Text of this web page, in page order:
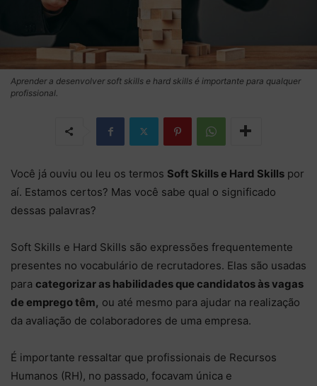
Aprender a desenvolver soft skills e hard skills é importante para qualquer
profissional.
Você já ouviu ou leu os termos Soft Skills e Hard Skills por
aí. Estamos certos? Mas você sabe qual o significado
dessas palavras?
Soft Skills e Hard Skills são expressões frequentemente
presentes no vocabulário de recrutadores. Elas são usadas
para categorizar as habilidades que candidatos às vagas
de emprego têm, ou até mesmo para ajudar na realização
da avaliação de colaboradores de uma empresa.
É importante ressaltar que profissionais de Recursos
Humanos (RH), no passado, focavam única e